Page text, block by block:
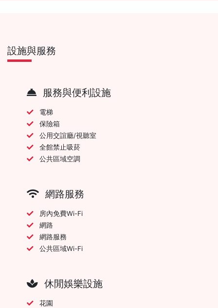
設施與服務
服務與便利設施
電梯
保險箱
公用交誼廳/視聽室
全館禁止吸菸
公共區域空調
網路服務
房內免費Wi-Fi
網路
網路服務
公共區域Wi-Fi
休閒娛樂設施
花園